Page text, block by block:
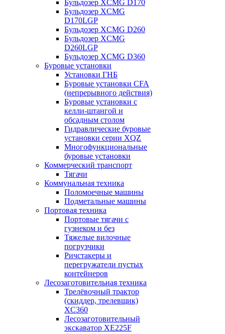
Бульдозер XCMG D170
Бульдозер XCMG
D170LGP
Бульдозер XCMG D260
Бульдозер XCMG
D260LGP
Бульдозер XCMG D360
Буровые установки
Установки ГНБ
Буровые установки CFA
(непрерывного действия)
Буровые установки с
келли-штангой и
обсадным столом
Гидравлические буровые
установки серии XQZ
Многофункциональные
буровые установки
Коммерческий транспорт
Тягачи
Коммунальная техника
Поломоечные машины
Подметальные машины
Портовая техника
Портовые тягачи с
гузнеком и без
Тяжелые вилочные
погрузчики
Ричстакеры и
перегружатели пустых
контейнеров
Лесозаготовительная техника
Трелёвочный трактор
(скиддер, трелевщик)
XC360
Лесозаготовительный
экскаватор XE225F